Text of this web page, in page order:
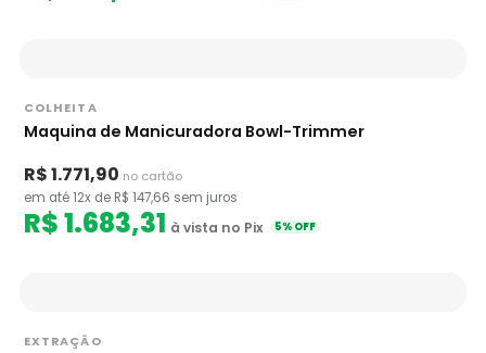
COLHEITA
Maquina de Manicuradora Bowl-Trimmer
R$ 1.771,90 no cartão
em até 12x de R$ 147,66 sem juros
R$ 1.683,31 à vista no Pix 5% OFF
EXTRAÇÃO